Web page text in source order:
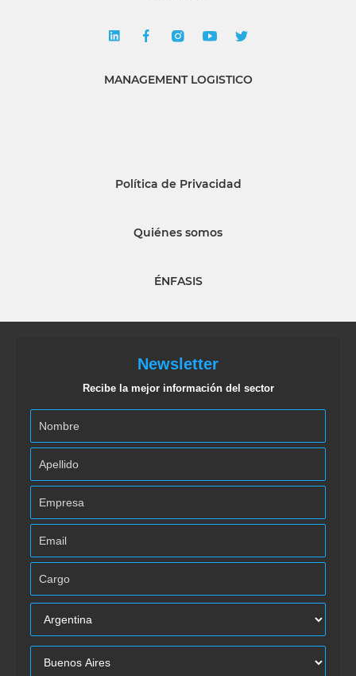
MANAGEMENT LOGISTICO
Política de Privacidad
Quiénes somos
ÉNFASIS
Newsletter
Recibe la mejor información del sector